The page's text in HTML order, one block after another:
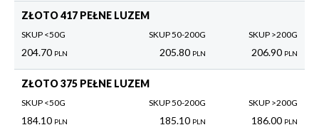
ZŁOTO 417 PEŁNE LUZEM
SKUP <50G
204.70 PLN
SKUP 50-200G
205.80 PLN
SKUP >200G
206.90 PLN
ZŁOTO 375 PEŁNE LUZEM
SKUP <50G
184.10 PLN
SKUP 50-200G
185.10 PLN
SKUP >200G
186.00 PLN